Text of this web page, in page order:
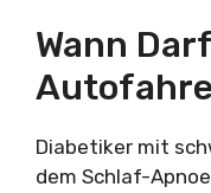
Wann
Diabetiker mit
dem Schlaf-